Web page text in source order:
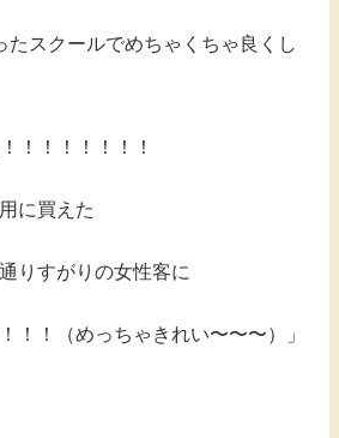
たスクールでめちゃくちゃ良くし
！！！！！！！
に買えた
りすがりの女性客に
！！（めっちゃきれい〜〜〜）」